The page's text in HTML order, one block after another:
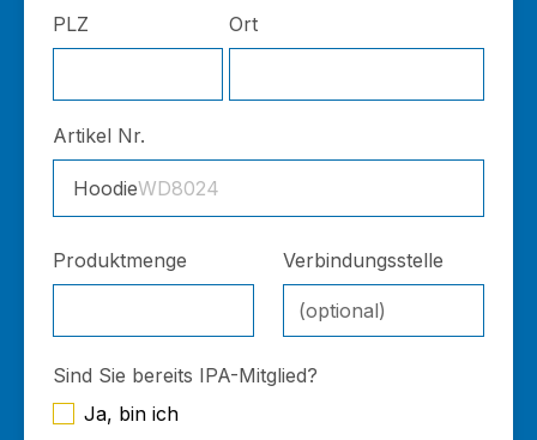
PLZ Ort
Artikel Nr.
HoodieWD8024
Produktmenge Verbindungsstelle
Sind Sie bereits IPA-Mitglied?
Ja, bin ich